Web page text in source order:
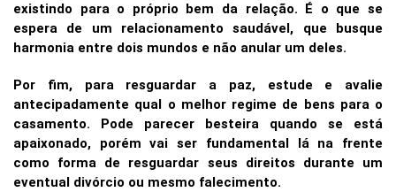
existindo para o próprio bem da relação. É o que se
espera de um relacionamento saudável, que busque
harmonia entre dois mundos e não anular um deles.
Por fim, para resguardar a paz, estude e avalie
antecipadamente qual o melhor regime de bens para o
casamento. Pode parecer besteira quando se está
apaixonado, porém vai ser fundamental lá na frente
como forma de resguardar seus direitos durante um
eventual divórcio ou mesmo falecimento.